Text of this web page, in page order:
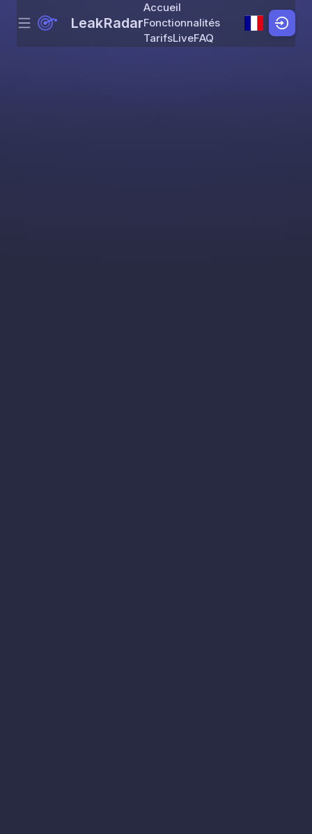
Skip to content
Menu LeakRadar
Accueil
Fonctionnalités
TarifsLiveFAQ